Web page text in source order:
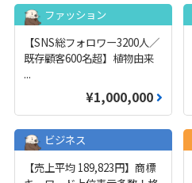
ファッション
【SNS総フォロワー3200人／
既存顧客600名超】植物由来
...
¥1,000,000
ビジネス
【売上平均 189,823円】商標